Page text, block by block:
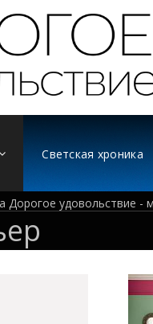
Светская хроника
Дорогое удовольствие -